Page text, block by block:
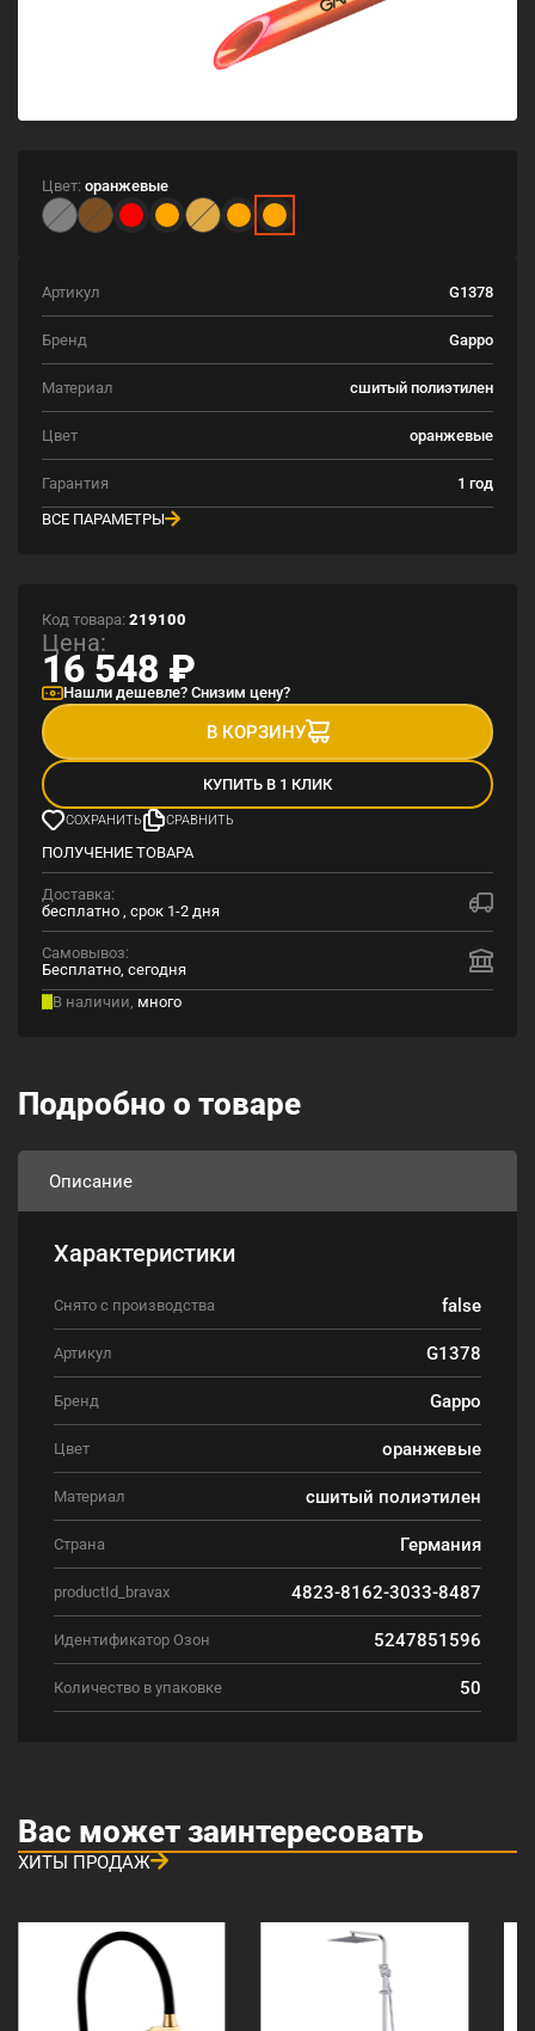
Цвет: оранжевые
Артикул G1378
Бренд Gappo
Материал сшитый полиэтилен
Цвет оранжевые
Гарантия
1 год
ВСЕ ПАРАМЕТРЫ
Код товара: 219100
Цена:
16 548 ₽
Нашли дешевле? Снизим цену?
В КОРЗИНУ
КУПИТЬ В 1 КЛИК
СОХРАНИТЬ СРАВНИТЬ
ПОЛУЧЕНИЕ ТОВАРА
Доставка:
бесплатно , срок 1-2 дня
Самовывоз:
Бесплатно, сегодня
В наличии, много
Подробно о товаре
Описание
Характеристики
Снято с производства false
Артикул G1378
Бренд Gappo
Цвет оранжевые
Материал сшитый полиэтилен
Страна Германия
productId_bravax 4823-8162-3033-8487
Идентификатор Озон 5247851596
Количество в упаковке 50
Вас может заинтересовать
ХИТЫ ПРОДАЖ